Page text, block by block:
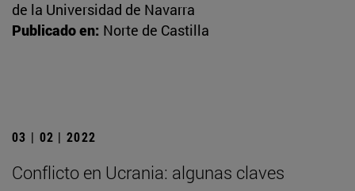
de la Universidad de Navarra
Publicado en: Norte de Castilla
03 | 02 | 2022
Conflicto en Ucrania: algunas claves